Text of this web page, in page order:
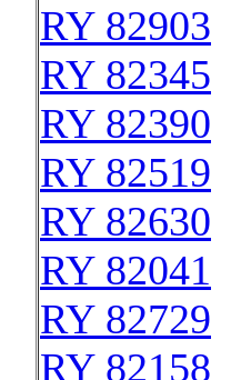
RY 82903
RY 82345
RY 82390
RY 82519
RY 82630
RY 82041
RY 82729
RY 82158